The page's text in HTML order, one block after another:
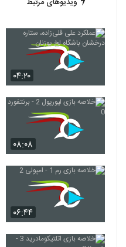
۰۴:۲۰
۰۸:۰۸
۰۶:۴۴